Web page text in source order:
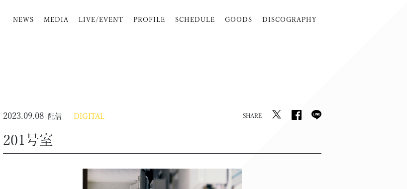
NEWS MEDIA LIVE/EVENT PROFILE SCHEDULE GOODS DISCOGRAPHY
2023.09.08 配信 DIGITAL SHARE
201号室